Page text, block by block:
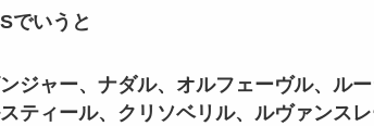
でいうと
ジャー、ナダル、オルフェーヴル、ル
ティール、クリソベリル、ルヴァンス